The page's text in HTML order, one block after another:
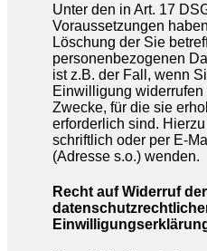
Unter den in Art. 17
Voraussetzungen
Löschung der Sie
personenbezogenen
ist z.B. der Fall, wenn
Einwilligung
Zwecke, für die sie
erforderlich sind.
schriftlich oder per E-
(Adresse s.o.) wenden.
Recht auf Widerruf der